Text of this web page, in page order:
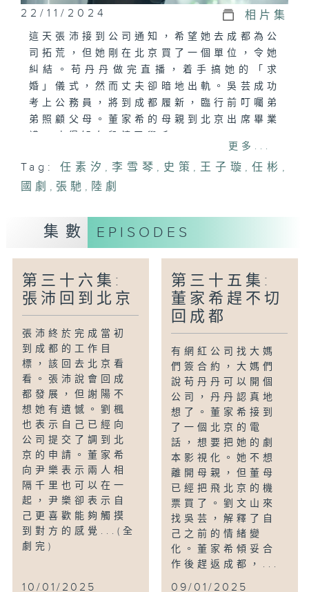
22/11/2024 相片集
這天張沛接到公司通知，希望她去成都為公
司拓荒，但她剛在北京買了一個單位，令她
糾結。苟丹丹做完直播，着手搞她的「求
婚」儀式，然而丈夫卻暗地出軌。吳芸成功
考上公務員，將到成都履新，臨行前叮囑弟
弟照顧父母。董家希的母親到北京出席畢業
更多...
Tag: 任素汐 , 李雪琴 , 史策 , 王子璇 , 任彬 ,
國劇 , 張馳 , 陸劇
集數 EPISODES
第三十六集:
張沛回到北京
張沛終於完成當初
到成都的工作目
標，該回去北京看
看。張沛說會回成
都發展，但謝陽不
想她有遺憾。劉楓
也表示自己已經向
公司提交了調到北
京的申請。董家希
向尹樂表示兩人相
隔千里也可以在一
起，尹樂卻表示自
己更喜歡能夠觸摸
到對方的感覺...(全
劇完)
10/01/2025
第三十五集:
董家希趕不切
回成都
有網紅公司找大媽
們簽合約，大媽們
說苟丹丹可以開個
公司，丹丹認真地
想了。董家希接到
了一個北京的電
話，想要把她的劇
本影視化。她不想
離開母親，但董母
已經把飛北京的機
票買了。劉文山來
找吳芸，解釋了自
己之前的情緒變
化。董家希傾妥合
作後趕返成都，...
09/01/2025